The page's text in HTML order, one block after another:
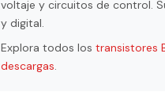
voltaje y circuitos de control.
y digital.
Explora todos los transistores
descargas.